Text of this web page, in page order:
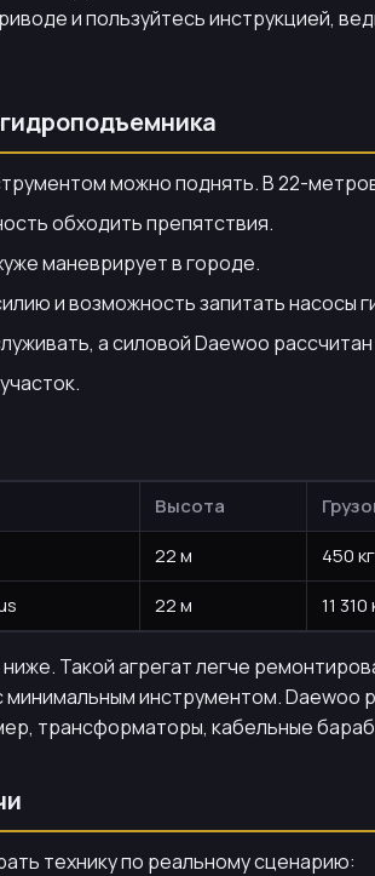
и пользуйтесь инструкцией,
можно поднять. В 22-
обходить препятствия.
маневрирует в городе.
и возможность запитать насосы
а силовой Daewoo
Высота
22 м 450 кг
22 м 11 310
Такой агрегат легче
минимальным инструментом.
трансформаторы, кабельные
технику по реальному сценарию: